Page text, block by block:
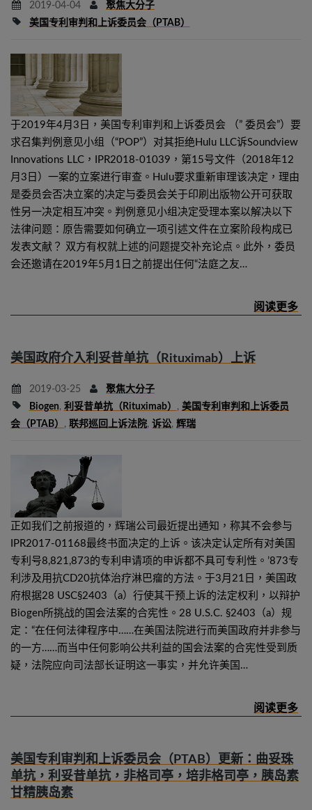
2019-04-04
聚焦大分子
美国专利审判和上诉委员会（PTAB）
于2019年4月3日，美国专利审判和上诉委员会 （” 委员会”）要
求召集判例意见小组（“POP”）对其拒绝Hulu LLC诉Soundview
Innovations LLC，IPR2018-01039，第15号文件（2018年12
月3日）一案的立案进行审查。Hulu要求重新审理该决定，理由
是委员会否决立案的决定与委员会关于印刷出版物公开可获取
性另一决定相互冲突。判例意见小组决定受理本案以解决以下
法律问题：原告需要如何确立一项引述文件在立案阶段构成已
发表文献？ 双方有权就上述的问题提交补充论点。此外，委员
会还邀请在2019年5月1日之前提出任何“法庭之友…
美国政府介入利妥昔单抗（Rituximab）上诉
2019-03-25
聚焦大分子
Biogen, 利妥昔单抗（Rituximab） , 美国专利审判和上诉委员
会（PTAB） , 联邦巡回上诉法院, 诉讼, 辉瑞
正如我们之前报道的，辉瑞公司最近提出通知，称其不会参与
IPR2017-01168最终书面决定的上诉。该决定认定所有对美国
专利号8,821,873的专利申请项的申诉都不具可专利性。’873专
利涉及用抗CD20抗体治疗淋巴瘤的方法。于3月21日，美国政
府根据28 USC§2403（a）行使其干预上诉的法定权利，以辩护
Biogen所挑战的国会法案的合宪性。28 U.S.C. §2403（a）规
定：“在任何法律程序中……在美国法院进行而美国政府并非参与
的一方……而当中任何影响公共利益的国会法案的合宪性受到质
疑，法院应向司法部长证明这一事实，并允许美国…
美国专利审判和上诉委员会（PTAB）更新：曲妥珠
单抗，利妥昔单抗，非格司亭，培非格司亭，胰岛素
甘精胰岛素